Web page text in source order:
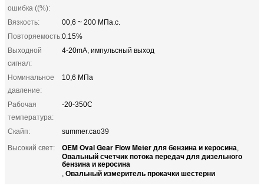
ошибка ((%):
Вязкость:
00,6 ~ 200 МПа.с.
Повторяемость:0.15%
Выходной
сигнал:
4-20mA, импульсный выход
Номинальное
давление:
10,6 МПа
Рабочая
температура:
-20-350C
Скайп:
summer.cao39
Высокий свет:
OEM Oval Gear Flow Meter для бензина и керосина,
Овальный счетчик потока передач для дизельного
бензина и керосина
, Овальный измеритель прокачки шестерни